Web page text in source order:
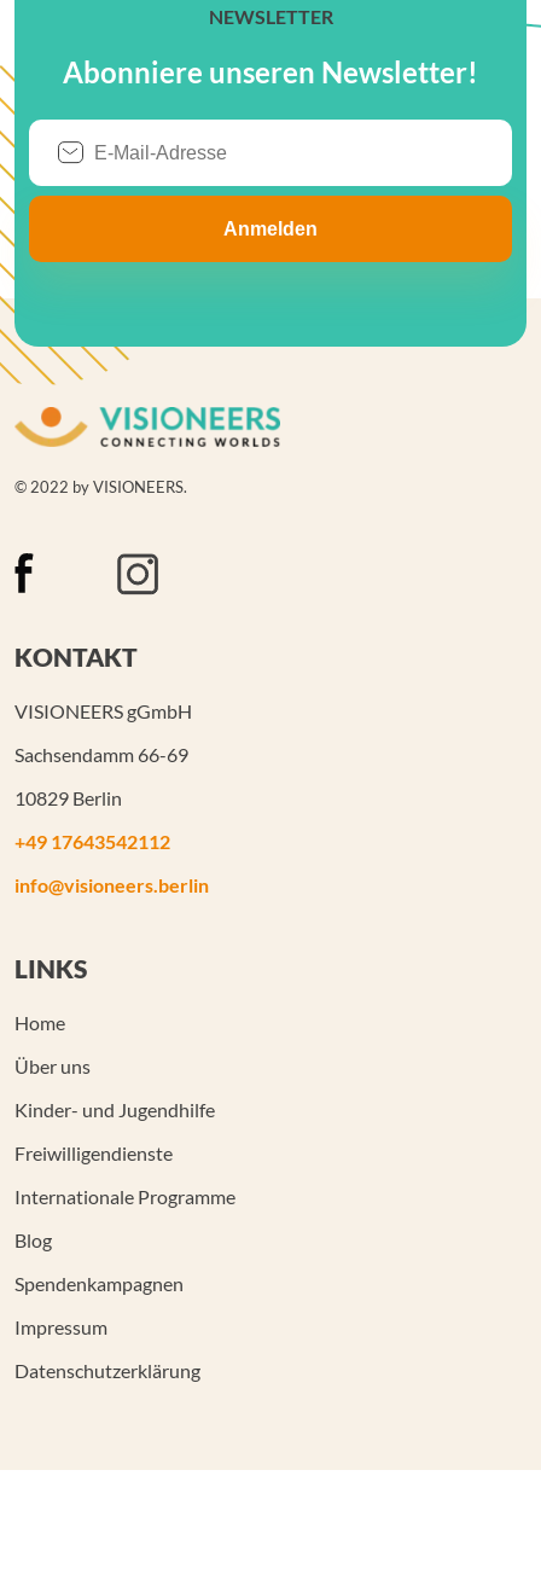
NEWSLETTER
Abonniere unseren Newsletter!
© 2022 by VISIONEERS.
KONTAKT
VISIONEERS gGmbH
Sachsendamm 66-69
10829 Berlin
+49 17643542112
info@visioneers.berlin
LINKS
Home
Über uns
Kinder- und Jugendhilfe
Freiwilligendienste
Internationale Programme
Blog
Spendenkampagnen
Impressum
Datenschutzerklärung